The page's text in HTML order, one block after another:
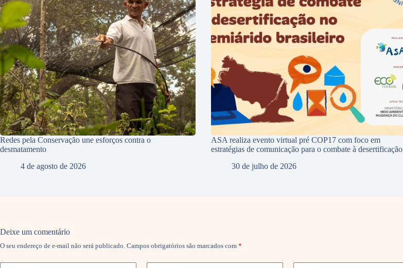
Redes pela Conservação une esforços contra o
desmatamento
4 de agosto de 2026
ASA realiza evento virtual pré COP17 com foco em
estratégias de comunicação para o combate à desertificação
30 de julho de 2026
Deixe um comentário
O seu endereço de e-mail não será publicado. Campos obrigatórios são marcados com *